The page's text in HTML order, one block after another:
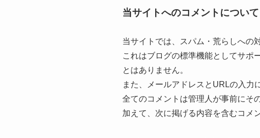
当サイトへのコメントについて
当サイトでは、スパム・荒らしへの
これはブログの標準機能としてサポ
とはありません。
また、メールアドレスとURLの入力
全てのコメントは管理人が事前にそ
加えて、次に掲げる内容を含むコメ